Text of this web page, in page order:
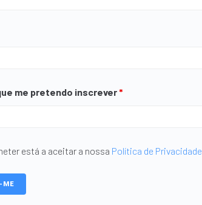
me pretendo inscrever*
está a aceitar a nossa Política de Privacidade